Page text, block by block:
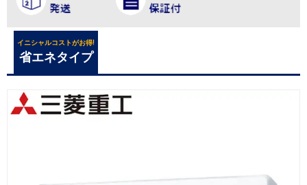
イニシャルコストがお得!
省エネタイプ